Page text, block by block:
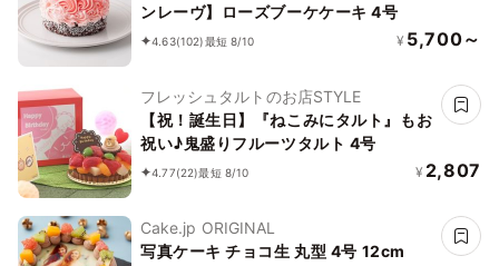
ンレーヴ】ローズブーケケーキ 4号
4.63(102)最短 8/10 ¥ 5,700～
フレッシュタルトのお店STYLE
【祝！誕生日】『ねこみにタルト』もお
祝い♪鬼盛りフルーツタルト 4号
4.77(22)最短 8/10 ¥ 2,807
Cake.jp ORIGINAL
写真ケーキ チョコ生 丸型 4号 12cm